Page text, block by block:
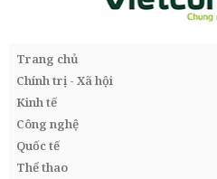
Trang chủ
Chính trị - Xã hội
Kinh tế
Công nghệ
Quốc tế
Thể thao